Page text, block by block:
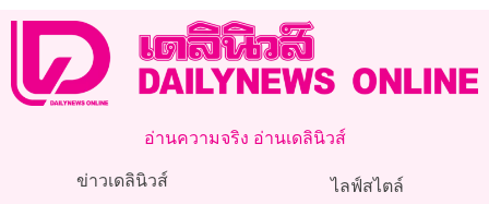
อ่านความจริง อ่านเดลินิวส์
ข่าวเดลินิวส์
ไลฟ์สไตล์